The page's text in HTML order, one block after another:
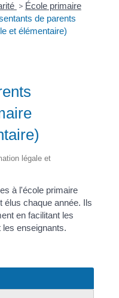
> École primaire
de parents
et élémentaire)
légale et
à l'école primaire
élus chaque année. Ils
en facilitant les
enseignants.